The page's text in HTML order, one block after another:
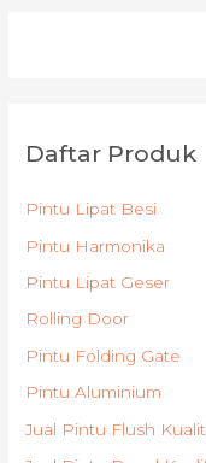
Daftar Produk
Pintu Lipat Besi
Pintu Harmonika
Pintu Lipat Geser
Rolling Door
Pintu Folding Gate
Pintu Aluminium
Jual Pintu Flush